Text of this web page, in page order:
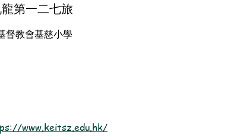
第一二七旅
督教會基慈小學
www.keitsz.edu.hk/